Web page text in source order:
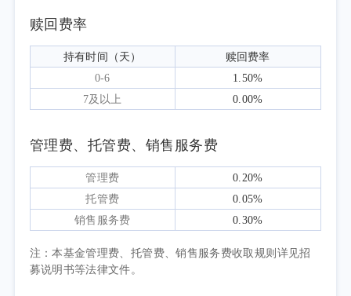
（PPI）延续一季度修复趋势由负转正，5月受
国际能源价格支撑涨幅扩大，但内需偏弱导致
上下游传导不畅。房地产市场调整压力仍存，
投资与销售端继续承压；制造业PMI在一季度
内需复苏基础仍待巩固。
政策层面，4月中央政治局会议明确稳定和
增强资本市场信心，实施更加积极的财政政
策，着力扩大内需、推动消费升级；资本市场
深化改革持续推进，助力现代化产业体系建
设，夯实市场长期发展根基。
资金与情绪面上，南向资金延续净流入态
赎回费率
持有时间（天）
赎回费率
0-6
1.50%
7及以上
0.00%
管理费、托管费、销售服务费
管理费
0.20%
托管费
0.05%
销售服务费
0.30%
注：本基金管理费、托管费、销售服务费收取规则详见招
募说明书等法律文件。